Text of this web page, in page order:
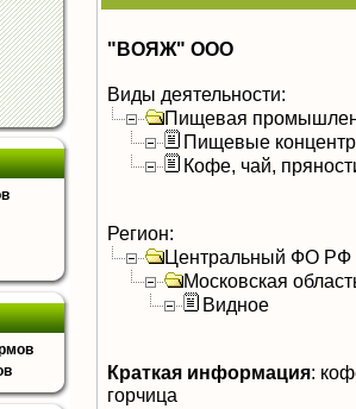
"ВОЯЖ" ООО
Виды деятельности:
Пищевая
Пищевые
Кофе, чай,
Регион:
Центральный ФО РФ
Московская
Видное
Краткая информация:
горчица